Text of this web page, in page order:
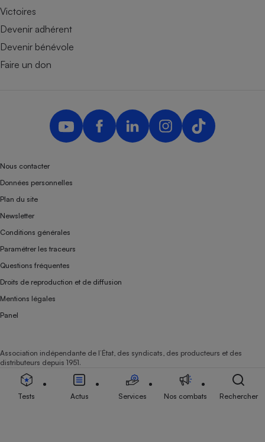
Victoires
Devenir adhérent
Devenir bénévole
Faire un don
Nous contacter
Données personnelles
Plan du site
Newsletter
Conditions générales
Paramétrer les traceurs
Questions fréquentes
Droits de reproduction et de diffusion
Mentions légales
Panel
Association indépendante de l’État, des syndicats, des producteurs et des
distributeurs depuis 1951.
Tests Actus Services Nos combats Rechercher